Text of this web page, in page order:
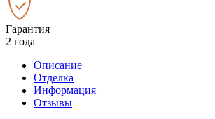
Гарантия
2 года
Описание
Отделка
Информация
Отзывы